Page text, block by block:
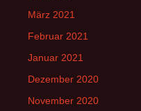
März 2021
Februar 2021
Januar 2021
Dezember 2020
November 2020